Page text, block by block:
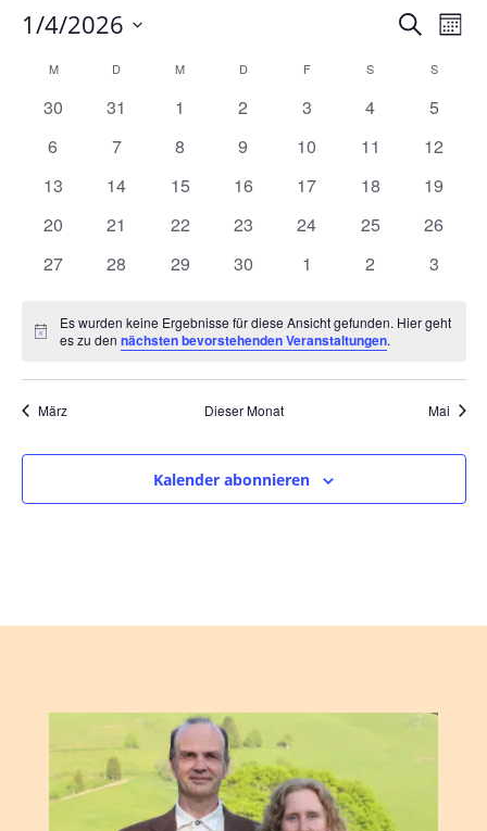
Suche
und
Suche
1/4/2026
Kalender
von
Veranstaltungen
M D M D F S S
0
30
0
31
0
1
0
2
0
3
0
4
0
5
0
6
0
7
0
8
0
9
0
10
0
11
0
12
0
13
0
14
0
15
0
16
0
17
0
18
0
19
0
20
0
21
0
22
0
23
0
24
0
25
0
26
0
27
0
28
0
29
0
30
0
1
0
2
0
3
Hinweis
Es wurden keine Ergebnisse für diese Ansicht gefunden. Hier geht
es zu dennächsten bevorstehenden Veranstaltungen.
März Dieser Monat Mai
Kalender abonnieren